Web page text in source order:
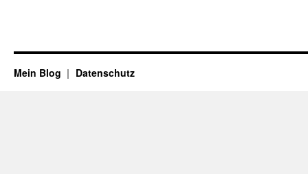
Mein Blog Datenschutz